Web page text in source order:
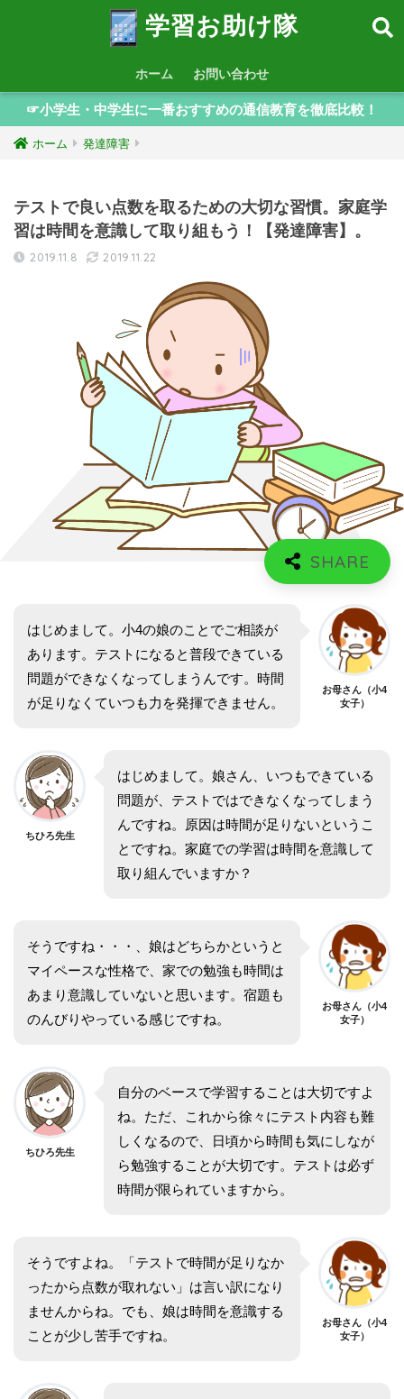
学習お助け隊
ホーム お問い合わせ
☞小学生・中学生に一番おすすめの通信教育を徹底比較！
ホーム 発達障害
テストで良い点数を取るための大切な習慣。家庭学
習は時間を意識して取り組もう！【発達障害】。
2019.11.8 2019.11.22
はじめまして。小4の娘のことでご相談が
あります。テストになると普段できている
問題ができなくなってしまうんです。時間
が足りなくていつも力を発揮できません。
お母さん（小4
女子）
ちひろ先生
はじめまして。娘さん、いつもできている
問題が、テストではできなくなってしまう
んですね。原因は時間が足りないというこ
とですね。家庭での学習は時間を意識して
取り組んでいますか？
そうですね・・・、娘はどちらかというと
マイペースな性格で、家での勉強も時間は
あまり意識していないと思います。宿題も
のんびりやっている感じですね。
お母さん（小4
女子）
ちひろ先生
自分のベースで学習することは大切ですよ
ね。ただ、これから徐々にテスト内容も難
しくなるので、日頃から時間も気にしなが
ら勉強することが大切です。テストは必ず
時間が限られていますから。
そうですよね。「テストで時間が足りなか
ったから点数が取れない」は言い訳になり
ませんからね。でも、娘は時間を意識する
ことが少し苦手ですね。
お母さん（小4
女子）